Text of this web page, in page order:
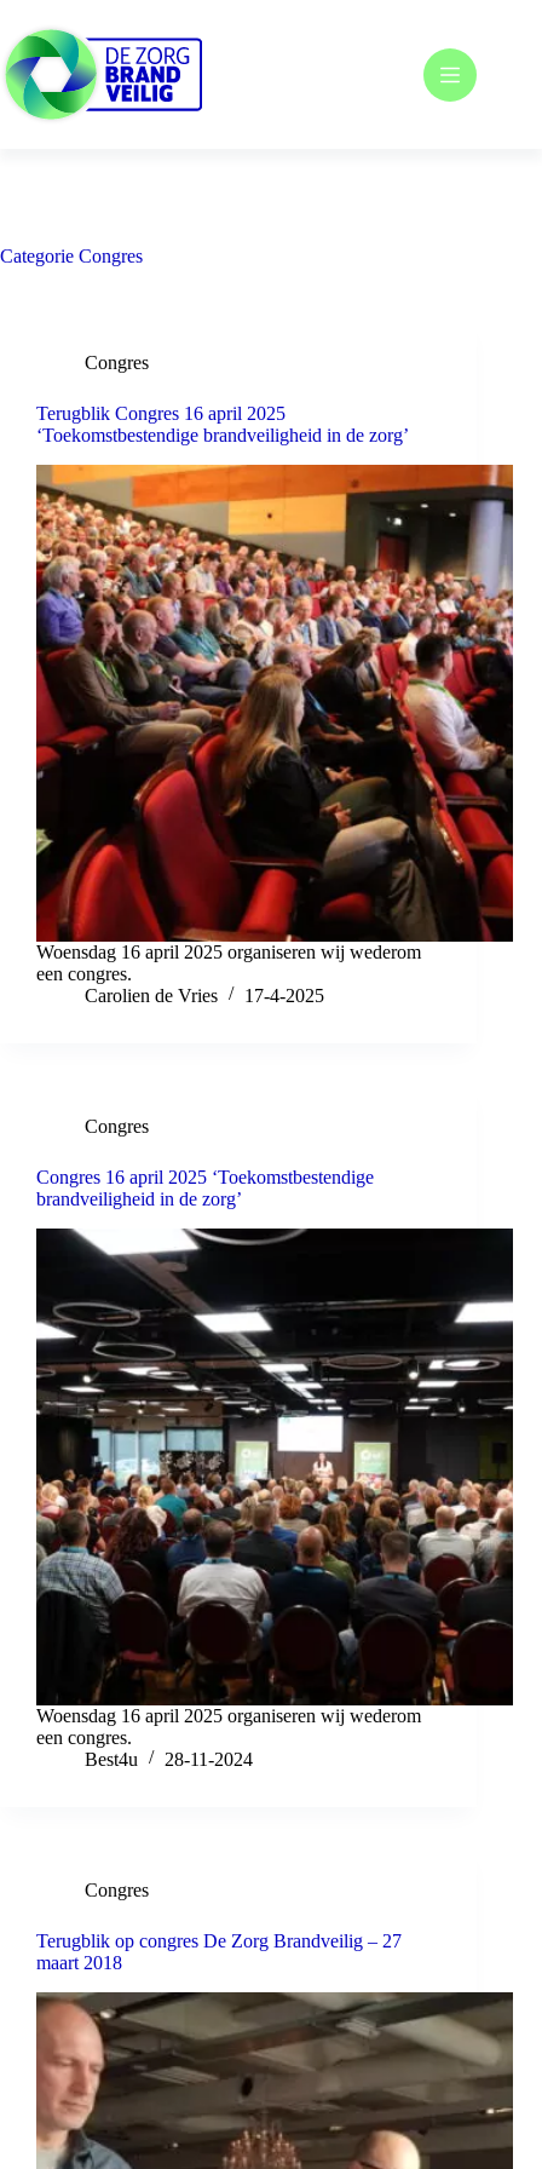
naar
de
inhoud
Categorie Congres
Congres
Terugblik Congres 16 april 2025
‘Toekomstbestendige brandveiligheid in de zorg’
Woensdag 16 april 2025 organiseren wij wederom
een congres.
Carolien de Vries
17-4-2025
Congres
Congres 16 april 2025 ‘Toekomstbestendige
brandveiligheid in de zorg’
Woensdag 16 april 2025 organiseren wij wederom
een congres.
Best4u
28-11-2024
Congres
Terugblik op congres De Zorg Brandveilig – 27
maart 2018